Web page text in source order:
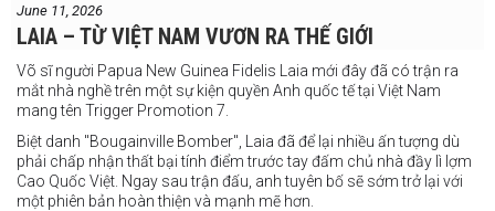
June 11, 2026
LAIA – TỪ VIỆT NAM VƯƠN RA THẾ GIỚI
Võ sĩ người Papua New Guinea Fidelis Laia mới đây đã có trận ra
mắt nhà nghề trên một sự kiện quyền Anh quốc tế tại Việt Nam
mang tên Trigger Promotion 7.
Biệt danh "Bougainville Bomber", Laia đã để lại nhiều ấn tượng dù
phải chấp nhận thất bại tính điểm trước tay đấm chủ nhà đầy lì lợm
Cao Quốc Việt. Ngay sau trận đấu, anh tuyên bố sẽ sớm trở lại với
một phiên bản hoàn thiện và mạnh mẽ hơn.